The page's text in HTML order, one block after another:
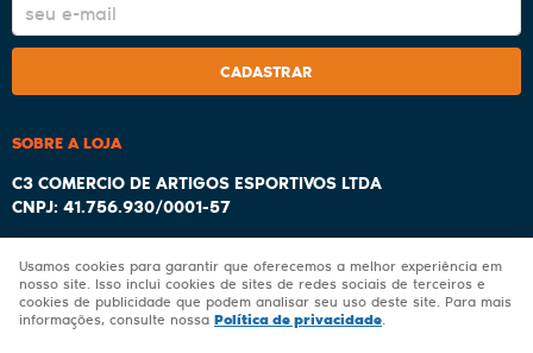
CADASTRAR
SOBRE A LOJA
C3 COMERCIO DE ARTIGOS ESPORTIVOS LTDA
CNPJ: 41.756.930/0001-57
LOJA VIRTUAL CRIADA POR
Usamos cookies para garantir que oferecemos a melhor experiência em
nosso site. Isso inclui cookies de sites de redes sociais de terceiros e
cookies de publicidade que podem analisar seu uso deste site. Para mais
informações, consulte nossa Política de privacidade.